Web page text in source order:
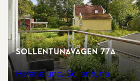
Sollentunavägen 77A
Helenelund, Sollentuna